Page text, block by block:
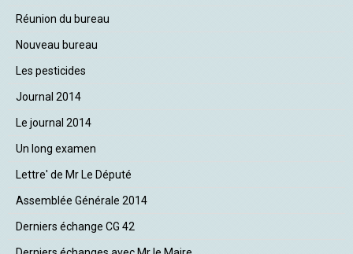
Réunion du bureau
Nouveau bureau
Les pesticides
Journal 2014
Le journal 2014
Un long examen
Lettre' de Mr Le Député
Assemblée Générale 2014
Derniers échange CG 42